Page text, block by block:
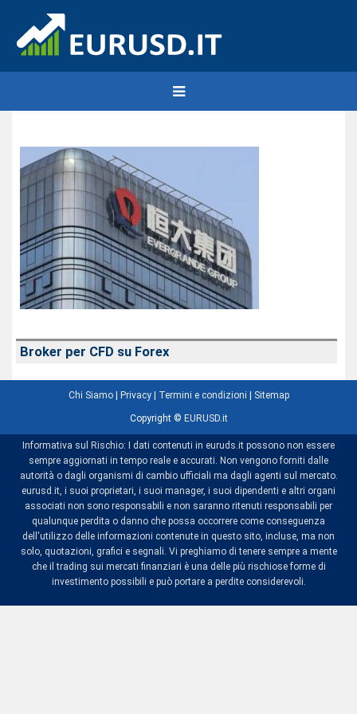
Broker per CFD su Forex
Chi Siamo| Privacy| Termini e condizioni Sitemap
Copyright © EURUSD.it
Informativa sul Rischio: I dati contenuti in euruds.it possono non essere
sempre aggiornati in tempo reale e accurati. Non vengono forniti dalle
autorità o dagli organismi di cambio ufficiali ma dagli agenti sul mercato.
eurusd.it, i suoi proprietari, i suoi manager, i suoi dipendenti e altri organi
associati non sono responsabili e non saranno ritenuti responsabili per
qualunque perdita o danno che possa occorrere come conseguenza
dell'utilizzo delle informazioni contenute in questo sito, incluse, ma non
solo, quotazioni, grafici e segnali. Vi preghiamo di tenere sempre a mente
che il trading sui mercati finanziari è una delle più rischiose forme di
investimento possibili e può portare a perdite considerevoli.